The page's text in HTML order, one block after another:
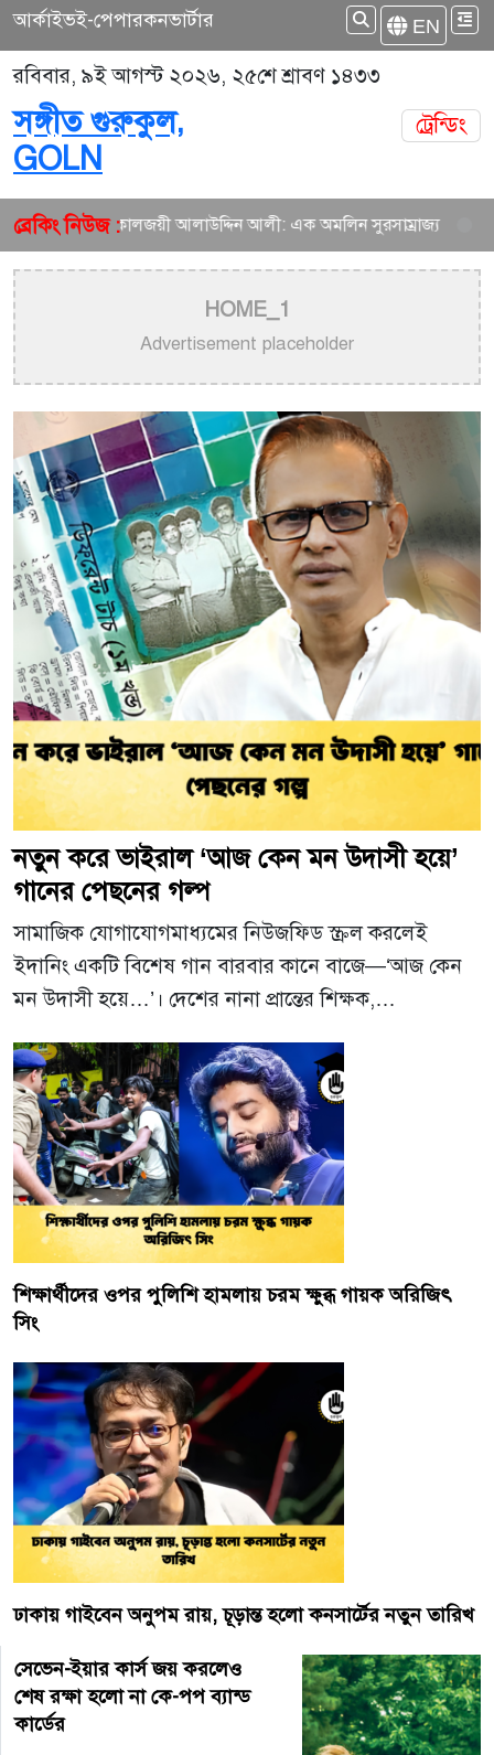
আর্কাইভই-পেপারকনভার্টার EN
রবিবার, ৯ই আগস্ট ২০২৬, ২৫শে শ্রাবণ ১৪৩৩
সঙ্গীত গুরুকুল,
GOLN
ট্রেন্ডিং
ব্রেকিং নিউজ :
আলাউদ্দিন আলী: এক অমলিন সুরসাম্রাজ্য বাংলা গানের উপেক্ষিত
HOME_1
Advertisement placeholder
নতুন করে ভাইরাল ‘আজ কেন মন উদাসী হয়ে’
গানের পেছনের গল্প
সামাজিক যোগাযোগমাধ্যমের নিউজফিড স্ক্রল করলেই
ইদানিং একটি বিশেষ গান বারবার কানে বাজে—‘আজ কেন
মন উদাসী হয়ে…’। দেশের নানা প্রান্তের শিক্ষক,…
শিক্ষার্থীদের ওপর পুলিশি হামলায় চরম ক্ষুব্ধ গায়ক অরিজিৎ
সিং
ঢাকায় গাইবেন অনুপম রায়, চূড়ান্ত হলো কনসার্টের নতুন তারিখ
সেভেন-ইয়ার কার্স জয় করলেও
শেষ রক্ষা হলো না কে-পপ ব্যান্ড
কার্ডের